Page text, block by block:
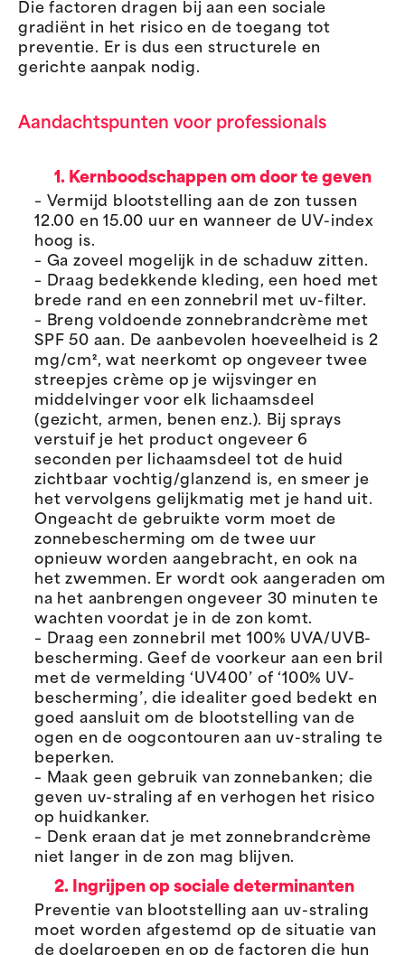
Die factoren dragen bij aan een sociale
gradiënt in het risico en de toegang tot
preventie. Er is dus een structurele en
gerichte aanpak nodig.
Aandachtspunten voor professionals
1. Kernboodschappen om door te geven
– Vermijd blootstelling aan de zon tussen
12.00 en 15.00 uur en wanneer de UV-index
hoog is.
– Ga zoveel mogelijk in de schaduw zitten.
– Draag bedekkende kleding, een hoed met
brede rand en een zonnebril met uv-filter.
– Breng voldoende zonnebrandcrème met
SPF 50 aan. De aanbevolen hoeveelheid is 2
mg/cm², wat neerkomt op ongeveer twee
streepjes crème op je wijsvinger en
middelvinger voor elk lichaamsdeel
(gezicht, armen, benen enz.). Bij sprays
verstuif je het product ongeveer 6
seconden per lichaamsdeel tot de huid
zichtbaar vochtig/glanzend is, en smeer je
het vervolgens gelijkmatig met je hand uit.
Ongeacht de gebruikte vorm moet de
zonnebescherming om de twee uur
opnieuw worden aangebracht, en ook na
het zwemmen. Er wordt ook aangeraden om
na het aanbrengen ongeveer 30 minuten te
wachten voordat je in de zon komt.
– Draag een zonnebril met 100% UVA/UVB-
bescherming. Geef de voorkeur aan een bril
met de vermelding ‘UV400’ of ‘100% UV-
bescherming’, die idealiter goed bedekt en
goed aansluit om de blootstelling van de
ogen en de oogcontouren aan uv-straling te
beperken.
– Maak geen gebruik van zonnebanken; die
geven uv-straling af en verhogen het risico
op huidkanker.
– Denk eraan dat je met zonnebrandcrème
niet langer in de zon mag blijven.
2. Ingrijpen op sociale determinanten
Preventie van blootstelling aan uv-straling
moet worden afgestemd op de situatie van
de doelgroepen en op de factoren die hun